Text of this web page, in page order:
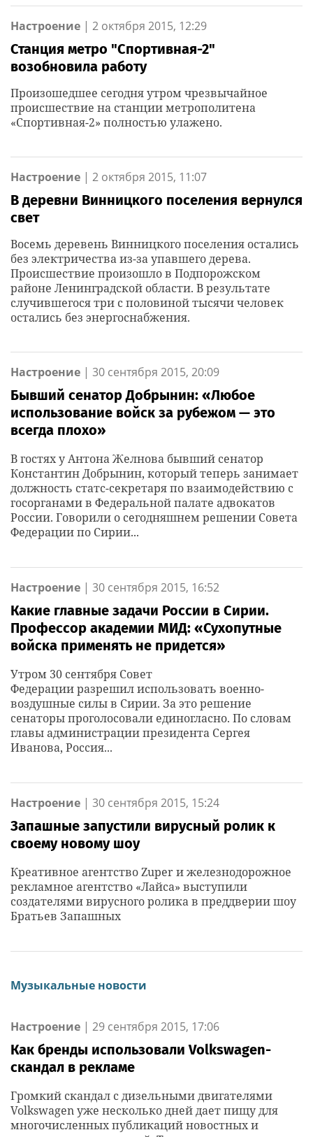
Настроение | 2 октября 2015, 12:29
Станция метро "Спортивная-2"
возобновила работу
Произошедшее сегодня утром чрезвычайное
происшествие на станции метрополитена
«Спортивная-2» полностью улажено.
Настроение | 2 октября 2015, 11:07
В деревни Винницкого поселения вернулся
свет
Восемь деревень Винницкого поселения остались
без электричества из-за упавшего дерева.
Происшествие произошло в Подпорожском
районе Ленинградской области. В результате
случившегося три с половиной тысячи человек
остались без энергоснабжения.
Настроение | 30 сентября 2015, 20:09
Бывший сенатор Добрынин: «Любое
использование войск за рубежом — это
всегда плохо»
В гостях у Антона Желнова бывший сенатор
Константин Добрынин, который теперь занимает
должность статс-секретаря по взаимодействию с
госорганами в Федеральной палате адвокатов
России. Говорили о сегодняшнем решении Совета
Федерации по Сирии...
Настроение | 30 сентября 2015, 16:52
Какие главные задачи России в Сирии.
Профессор академии МИД: «Сухопутные
войска применять не придется»
Утром 30 сентября Совет
Федерации разрешил использовать военно-
воздушные силы в Сирии. За это решение
сенаторы проголосовали единогласно. По словам
главы администрации президента Сергея
Иванова, Россия...
Настроение | 30 сентября 2015, 15:24
Запашные запустили вирусный ролик к
своему новому шоу
Креативное агентство Zuper и железнодорожное
рекламное агентство «Лайса» выступили
создателями вирусного ролика в преддверии шоу
Братьев Запашных
Настроение | 29 сентября 2015, 17:06
Как бренды использовали Volkswagen-
скандал в рекламе
Громкий скандал с дизельными двигателями
Volkswagen уже несколько дней дает пищу для
многочисленных публикаций новостных и
Музыкальные новости